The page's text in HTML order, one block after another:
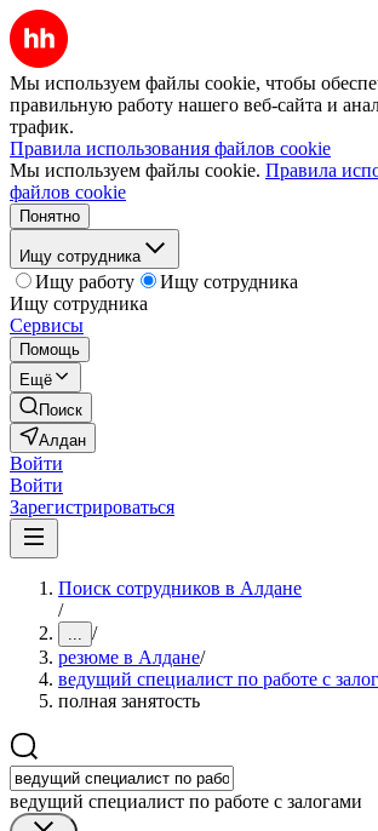
Мы используем файлы cookie, чтобы
правильную работу нашего веб-сайта и
трафик.
Правила использования файлов cookie
Мы используем файлы cookie. Правила
файлов cookie
Понятно
Ищу сотрудника
Ищу работу
Ищу сотрудника
Ищу сотрудника
Сервисы
Помощь
Ещё
Поиск
Алдан
Войти
Войти
Зарегистрироваться
Поиск сотрудников в Алдане
/
... /
резюме в Алдане/
ведущий специалист по работе с
полная занятость
ведущий специалист по работе с залогами